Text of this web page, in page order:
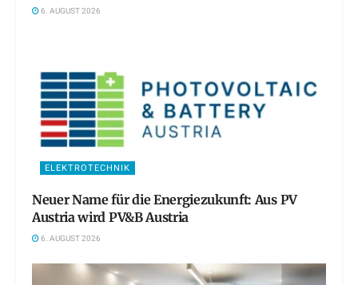
6. AUGUST 2026
ELEKTROTECHNIK
Neuer Name für die Energiezukunft: Aus PV
Austria wird PV&B Austria
6. AUGUST 2026